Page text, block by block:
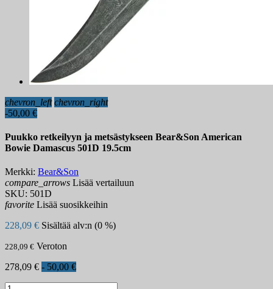
chevron_left chevron_right
-50,00 €
Puukko retkeilyyn ja metsästykseen Bear&Son American
Bowie Damascus 501D 19.5cm
Merkki: Bear&Son
compare_arrows Lisää vertailuun
SKU: 501D
favorite Lisää suosikkeihin
228,09 € Sisältää alv:n (0 %)
228,09 € Veroton
278,09 € - 50,00 €